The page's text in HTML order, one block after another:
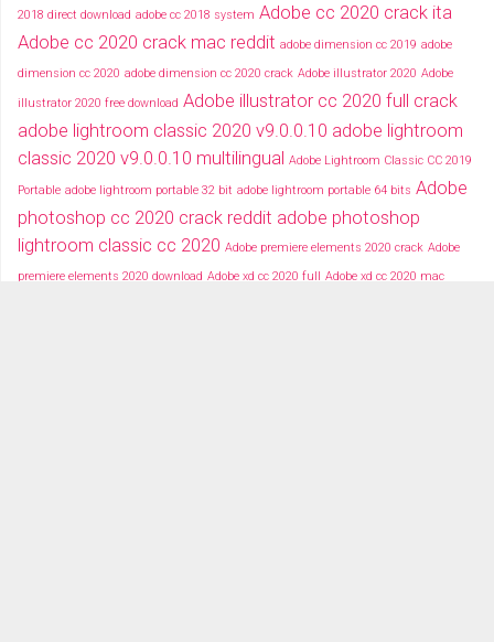
2018 direct download adobe cc 2018 system Adobe cc 2020 crack ita
Adobe cc 2020 crack mac reddit adobe dimension cc 2019 adobe
dimension cc 2020 adobe dimension cc 2020 crack Adobe illustrator 2020 Adobe
illustrator 2020 free download Adobe illustrator cc 2020 full crack
adobe lightroom classic 2020 v9.0.0.10 adobe lightroom
classic 2020 v9.0.0.10 multilingual Adobe Lightroom Classic CC 2019
Portable adobe lightroom portable 32 bit adobe lightroom portable 64 bits Adobe
photoshop cc 2020 crack reddit adobe photoshop
lightroom classic cc 2020 Adobe premiere elements 2020 crack Adobe
premiere elements 2020 download Adobe xd cc 2020 full
Adobe xd cc 2020 mac